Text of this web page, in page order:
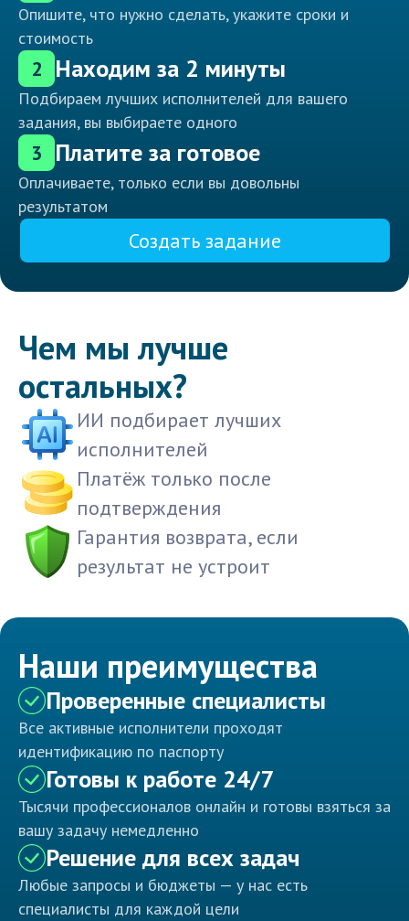
Опишите, что нужно сделать, укажите сроки и
стоимость
2 Находим за 2 минуты
Подбираем лучших исполнителей для вашего
задания, вы выбираете одного
3 Платите за готовое
Оплачиваете, только если вы довольны
результатом
Создать задание
Чем мы лучше
остальных?
ИИ подбирает лучших
исполнителей
Платёж только после
подтверждения
Гарантия возврата, если
результат не устроит
Наши преимущества
Проверенные специалисты
Все активные исполнители проходят
идентификацию по паспорту
Готовы к работе 24/7
Тысячи профессионалов онлайн и готовы взяться за
вашу задачу немедленно
Решение для всех задач
Любые запросы и бюджеты — у нас есть
специалисты для каждой цели